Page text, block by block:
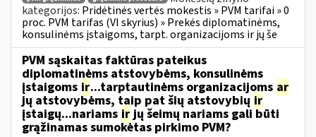
kategorijos: Pridėtinės vertės mokestis » PVM tarifai » 0
proc. PVM tarifas (VI skyrius) » Prekės diplomatinėms,
konsulinėms įstaigoms, tarpt. organizacijoms ir jų še
PVM sąskaitas faktūras pateikus
diplomatinėms atstovybėms, konsulinėms
įstaigoms ir...tarptautinėms organizacijoms ar
jų atstovybėms, taip pat šių atstovybių ir
įstaigų...nariams irjų šeimų nariams gali būti
grąžinamas sumokėtas pirkimo PVM?